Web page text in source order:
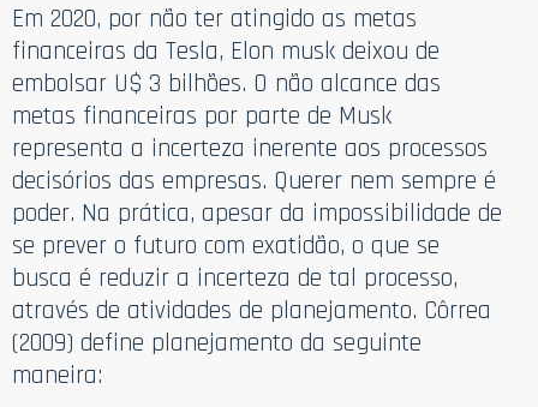
Em 2020, por não ter atingido as metas
financeiras da Tesla, Elon musk deixou de
embolsar U$ 3 bilhões. O não alcance das
metas financeiras por parte de Musk
representa a incerteza inerente aos processos
decisórios das empresas. Querer nem sempre é
poder. Na prática, apesar da impossibilidade de
se prever o futuro com exatidão, o que se
busca é reduzir a incerteza de tal processo,
através de atividades de planejamento. Côrrea
(2009) define planejamento da seguinte
maneira: